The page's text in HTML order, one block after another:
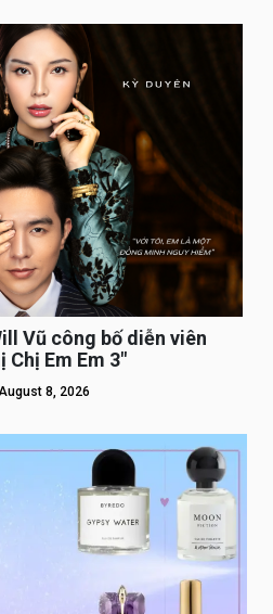
Vũ công bố diễn viên
Em Em 3″
8, 2026